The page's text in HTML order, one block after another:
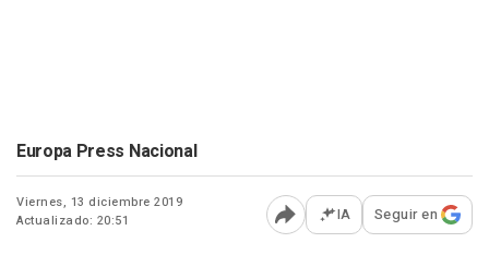
Europa Press Nacional
Viernes, 13 diciembre 2019
Actualizado: 20:51
Abrir opciones para
IA Seguir en